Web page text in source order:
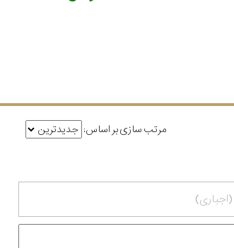
مرتب سازی بر اساس: